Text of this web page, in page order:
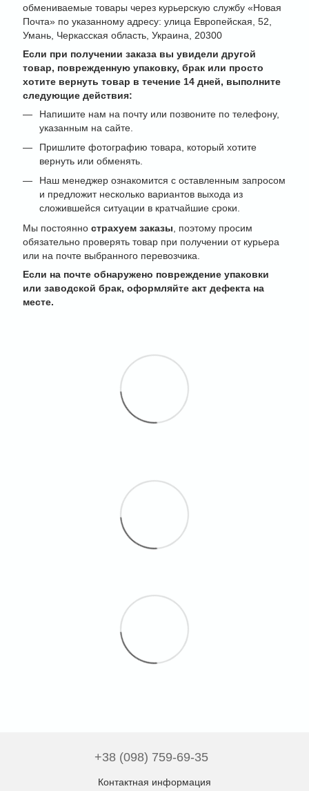
обмениваемые товары через курьерскую службу «Новая
Почта» по указанному адресу: улица Европейская, 52,
Умань, Черкасская область, Украина, 20300
Если при получении заказа вы увидели другой
товар, поврежденную упаковку, брак или просто
хотите вернуть товар в течение 14 дней, выполните
следующие действия:
Напишите нам на почту или позвоните по телефону,
указанным на сайте.
Пришлите фотографию товара, который хотите
вернуть или обменять.
Наш менеджер ознакомится с оставленным запросом
и предложит несколько вариантов выхода из
сложившейся ситуации в кратчайшие сроки.
Мы постоянно страхуем заказы , поэтому просим
обязательно проверять товар при получении от курьера
или на почте выбранного перевозчика.
Если на почте обнаружено повреждение упаковки
или заводской брак, оформляйте акт дефекта на
месте.
+38 (098) 759-69-35
Контактная информация